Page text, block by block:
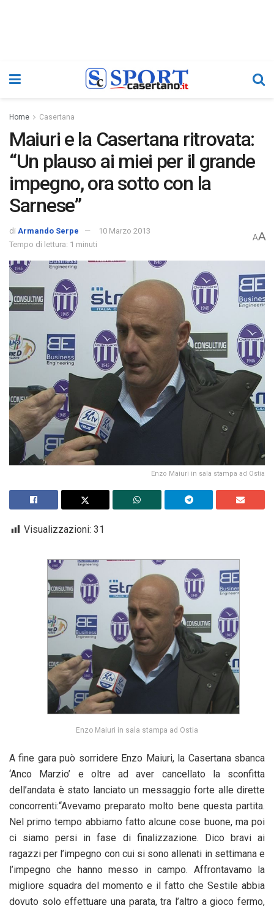
Home Casertana
Maiuri e la Casertana ritrovata:
“Un plauso ai miei per il grande
impegno, ora sotto con la
Sarnese”
di Armando Serpe
10 Marzo 2013
Tempo di lettura: 1 minuti
AA
Enzo Maiuri in sala stampa ad Ostia
Visualizzazioni: 31
Enzo Maiuri in sala stampa ad Ostia
A fine gara può sorridere Enzo Maiuri, la Casertana sbanca
‘Anco Marzio’ e oltre ad aver cancellato la sconfitta
dell’andata è stato lanciato un messaggio forte alle dirette
concorrenti:“Avevamo preparato molto bene questa partita.
Nel primo tempo abbiamo fatto alcune cose buone, ma poi
ci siamo persi in fase di finalizzazione. Dico bravi ai
ragazzi per l’impegno con cui si sono allenati in settimana e
l’impegno che hanno messo in campo. Affrontavamo la
migliore squadra del momento e il fatto che Sestile abbia
dovuto solo effettuare una parata, tra l’altro a gioco fermo,